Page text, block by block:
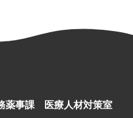
薬事課 医療人材対策室